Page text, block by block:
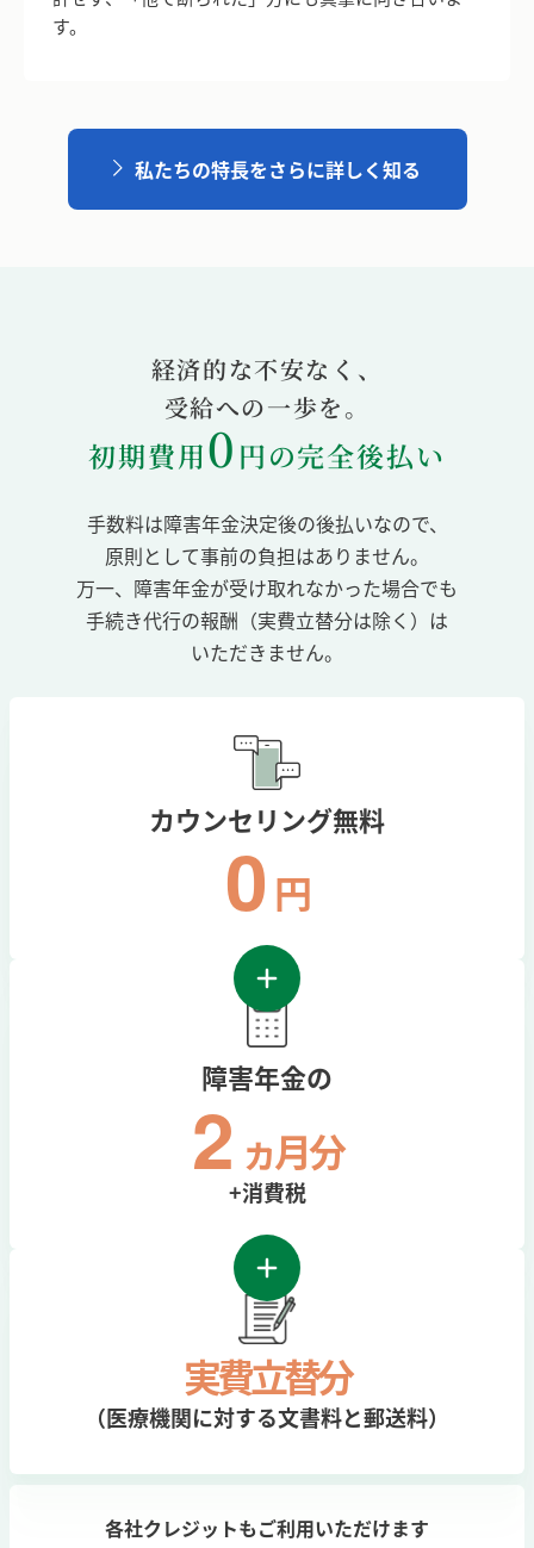
す。
私たちの特長をさらに詳しく知る
経済的な不安なく、
受給への一歩を。
初期費用0 円の完全後払い
手数料は障害年金決定後の後払いなので、
原則として事前の負担はありません。
万一、障害年金が受け取れなかった場合でも
手続き代行の報酬（実費立替分は除く）は
いただきません。
カウンセリング無料
0 円
障害年金の
2 ヵ月分
+消費税
実費立替分
（医療機関に対する文書料と郵送料）
各社クレジットもご利用いただけます